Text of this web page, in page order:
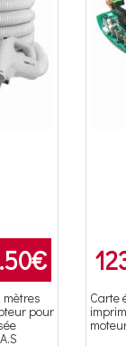
€
mètres
pour
Carte